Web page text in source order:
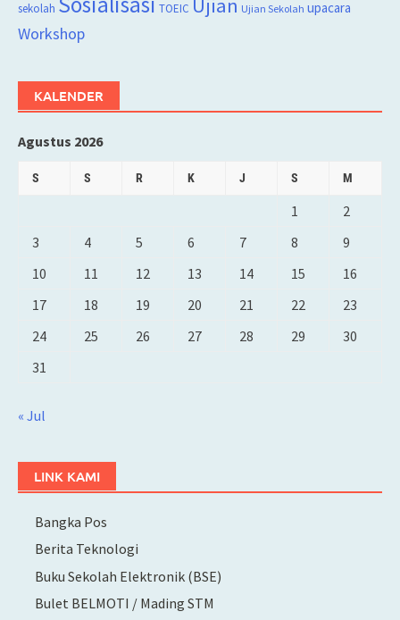
sekolah TOEIC Ujian Ujian Sekolah upacara
Workshop
KALENDER
Agustus 2026
S S R K J S M
1
2
3
4 5 6 7 8
9
10
11 12 13 14 15
16
17
18 19 20 21 22
23
24
25 26 27 28 29
30
31
« Jul
LINK KAMI
Bangka Pos
Berita Teknologi
Buku Sekolah Elektronik (BSE)
Bulet BELMOTI / Mading STM